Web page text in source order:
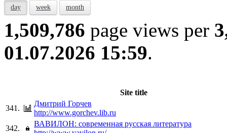
day week month
1,509,786 page views per
01.07.2026 15:59.
Site title
341.
Дмитрий Горчев
http://www.gorchev.lib.ru
342.
ВАВИЛОН: современная русская литература